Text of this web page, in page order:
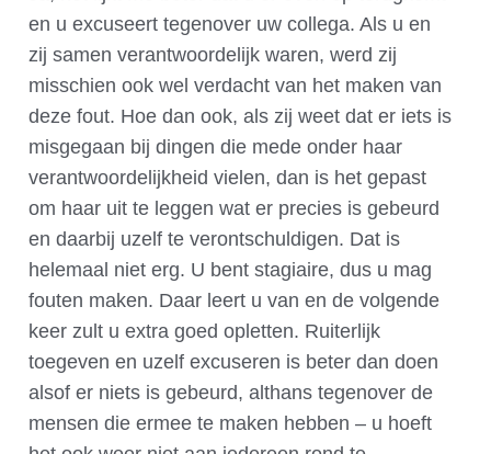
en u excuseert tegenover uw collega. Als u en
zij samen verantwoordelijk waren, werd zij
misschien ook wel verdacht van het maken van
deze fout. Hoe dan ook, als zij weet dat er iets is
misgegaan bij dingen die mede onder haar
verantwoordelijkheid vielen, dan is het gepast
om haar uit te leggen wat er precies is gebeurd
en daarbij uzelf te verontschuldigen. Dat is
helemaal niet erg. U bent stagiaire, dus u mag
fouten maken. Daar leert u van en de volgende
keer zult u extra goed opletten. Ruiterlijk
toegeven en uzelf excuseren is beter dan doen
alsof er niets is gebeurd, althans tegenover de
mensen die ermee te maken hebben – u hoeft